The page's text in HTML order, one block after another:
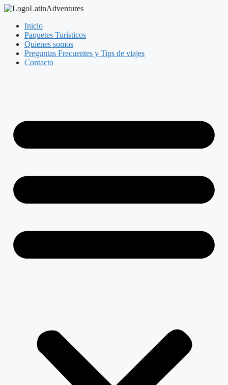
Inicio
Paquetes Turísticos
Quienes somos
Preguntas Frecuentes y Tips de viajes
Contacto